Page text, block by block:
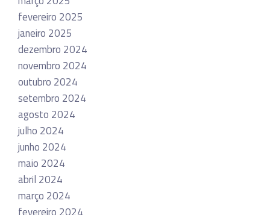
fevereiro 2025
janeiro 2025
dezembro 2024
novembro 2024
outubro 2024
setembro 2024
agosto 2024
julho 2024
junho 2024
maio 2024
abril 2024
março 2024